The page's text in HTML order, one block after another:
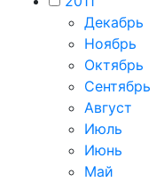
Декабрь
Ноябрь
Октябрь
Сентябрь
Август
Июль
Июнь
Май